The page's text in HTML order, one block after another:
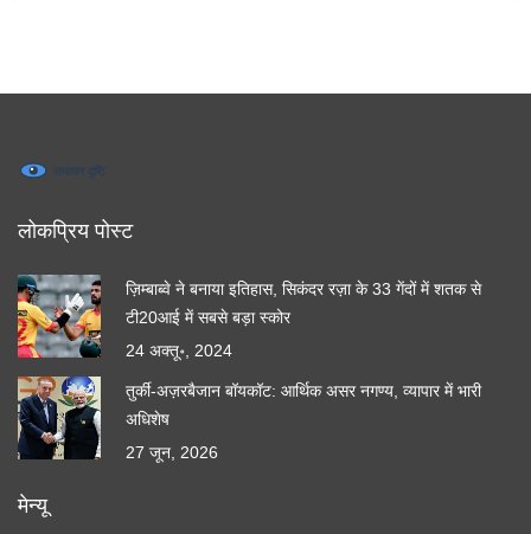
लोकप्रिय पोस्ट
ज़िम्बाब्वे ने बनाया इतिहास, सिकंदर रज़ा के 33 गेंदों में शतक से
टी20आई में सबसे बड़ा स्कोर
24 अक्तू॰, 2024
तुर्की-अज़रबैजान बॉयकॉट: आर्थिक असर नगण्य, व्यापार में भारी
अधिशेष
27 जून, 2026
मेन्यू